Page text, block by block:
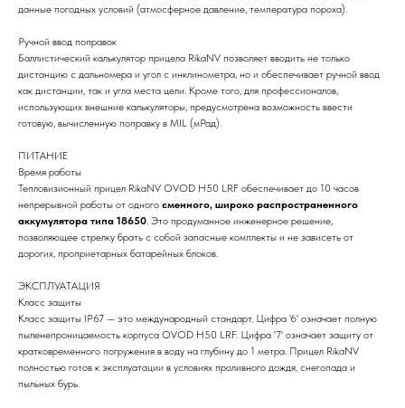
данные погодных условий (атмосферное давление, температура пороха).
Ручной ввод поправок
Баллистический калькулятор прицела RikaNV позволяет вводить не только
дистанцию с дальномера и угол с инклинометра, но и обеспечивает ручной ввод
как дистанции, так и угла места цели. Кроме того, для профессионалов,
использующих внешние калькуляторы, предусмотрена возможность ввести
готовую, вычисленную поправку в MIL (мРад).
ПИТАНИЕ
Время работы
Тепловизионный прицел RikaNV OVOD H50 LRF обеспечивает до 10 часов
непрерывной работы от одного сменного, широко распространенного
аккумулятора типа 18650. Это продуманное инженерное решение,
позволяющее стрелку брать с собой запасные комплекты и не зависеть от
дорогих, проприетарных батарейных блоков.
ЭКСПЛУАТАЦИЯ
Класс защиты
Класс защиты IP67 — это международный стандарт. Цифра '6' означает полную
пыленепроницаемость корпуса OVOD H50 LRF. Цифра '7' означает защиту от
кратковременного погружения в воду на глубину до 1 метра. Прицел RikaNV
полностью готов к эксплуатации в условиях проливного дождя, снегопада и
пыльных бурь.